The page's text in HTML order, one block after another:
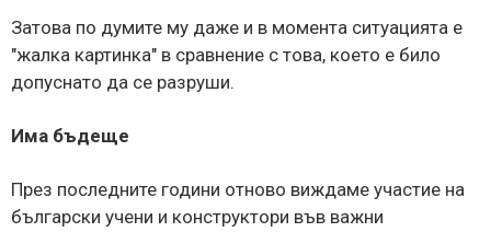
Затова по думите му даже и в момента ситуацията е
"жалка картинка" в сравнение с това, което е било
допуснато да се разруши.
Има бъдеще
През последните години отново виждаме участие на
български учени и конструктори във важни